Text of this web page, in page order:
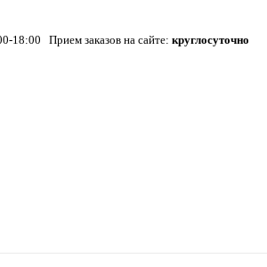
18:00 Прием заказов на сайте: круглосуточно